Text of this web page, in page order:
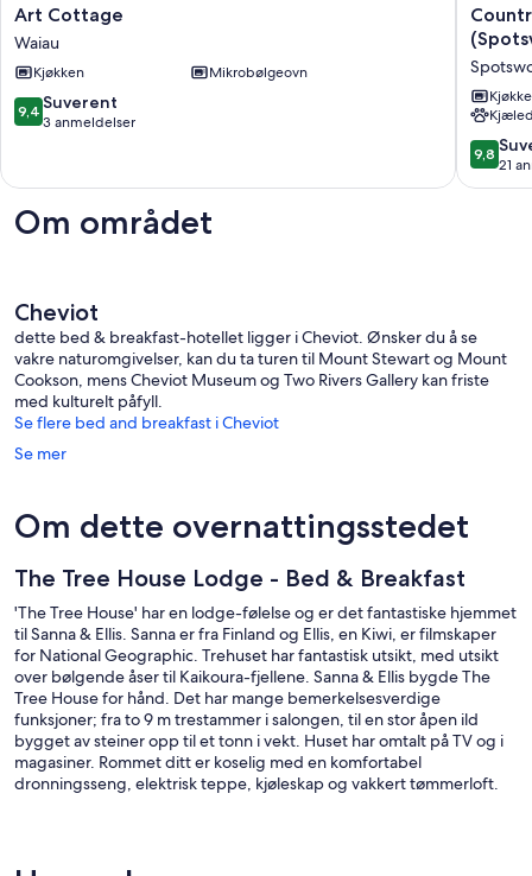
Art
Cottage
Waiau
Art Cottage
Waiau
Kjøkken Mikrobølgeovn
9.4
av
3
anmeldelser
9,4 Suverent
3 anmeldelser
Country
Cottage
Delight
in
the
Hurunui.
9.8
av
10,
9,8
21
Om området
Cheviot
dette bed & breakfast-hotellet ligger i Cheviot. Ønsker du å se
vakre naturomgivelser, kan du ta turen til Mount Stewart og Mount
Cookson, mens Cheviot Museum og Two Rivers Gallery kan friste
med kulturelt påfyll.
Se flere bed and breakfast i Cheviot
Se mer
Om dette overnattingsstedet
The Tree House Lodge - Bed & Breakfast
'The Tree House' har en lodge-følelse og er det fantastiske hjemmet
til Sanna & Ellis. Sanna er fra Finland og Ellis, en Kiwi, er filmskaper
for National Geographic. Trehuset har fantastisk utsikt, med utsikt
over bølgende åser til Kaikoura-fjellene. Sanna & Ellis bygde The
Tree House for hånd. Det har mange bemerkelsesverdige
funksjoner; fra to 9 m trestammer i salongen, til en stor åpen ild
bygget av steiner opp til et tonn i vekt. Huset har omtalt på TV og i
magasiner. Rommet ditt er koselig med en komfortabel
dronningsseng, elektrisk teppe, kjøleskap og vakkert tømmerloft.
Rommet har eget bad og toalett (ikke en-suit). Badet er veldig stilig